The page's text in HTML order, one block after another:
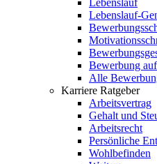
Lebenslauf
Lebenslauf-
Bewerbung
Alle
Karriere Ratgeber
Arbeitsvertrag
Gehalt und
Arbeitsrecht
Persönliche
Wohlbefinden